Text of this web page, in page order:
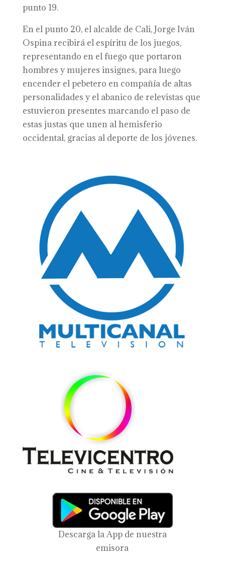
punto 19.
En el punto 20, el alcalde de Cali, Jorge Iván
Ospina recibirá el espíritu de los juegos,
representando en el fuego que portaron
hombres y mujeres insignes, para luego
encender el pebetero en compañía de altas
personalidades y el abanico de relevistas que
estuvieron presentes marcando el paso de
estas justas que unen al hemisferio
occidental, gracias al deporte de los jóvenes.
Descarga la App de nuestra
emisora